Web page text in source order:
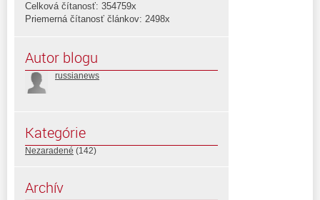
Celková čítanosť: 354759x
Priemerná čítanosť článkov: 2498x
Autor blogu
russianews
Kategórie
Nezaradené (142)
Archív